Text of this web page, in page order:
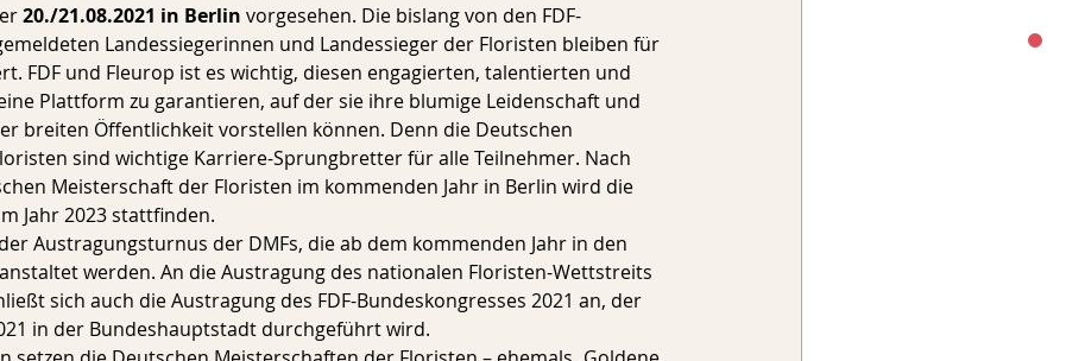
20./21.08.2021 in Berlin vorgesehen. Die bislang von den FDF-
Landessiegerinnen und Landessieger der Floristen bleiben für
FDF und Fleurop ist es wichtig, diesen engagierten, talentierten und
Plattform zu garantieren, auf der sie ihre blumige Leidenschaft und
breiten Öffentlichkeit vorstellen können. Denn die Deutschen
sind wichtige Karriere-Sprungbretter für alle Teilnehmer. Nach
Meisterschaft der Floristen im kommenden Jahr in Berlin wird die
Jahr 2023 stattfinden.
Austragungsturnus der DMFs, die ab dem kommenden Jahr in den
werden. An die Austragung des nationalen Floristen-Wettstreits
sich auch die Austragung des FDF-Bundeskongresses 2021 an, der
in der Bundeshauptstadt durchgeführt wird.